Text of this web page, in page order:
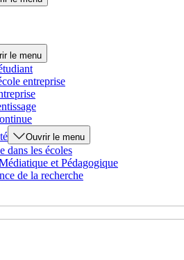
le menu
entreprise
Ouvrir le menu
dans les écoles
et Pédagogique
de la recherche